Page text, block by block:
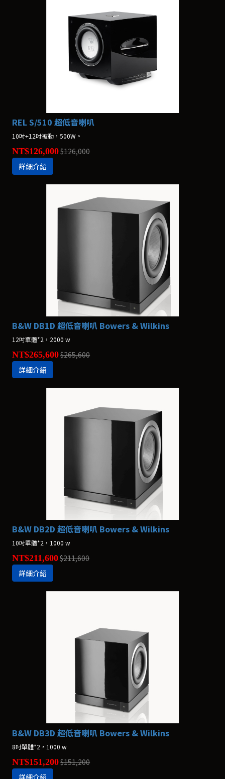
REL S/510 超低音喇叭
10吋+12吋被動，500W。
NT$126,000$126,000
詳細介紹
B&W DB1D 超低音喇叭 Bowers & Wilkins
12吋單體*2，2000 w
NT$265,600$265,600
詳細介紹
B&W DB2D 超低音喇叭 Bowers & Wilkins
10吋單體*2，1000 w
NT$211,600$211,600
詳細介紹
B&W DB3D 超低音喇叭 Bowers & Wilkins
8吋單體*2，1000 w
NT$151,200$151,200
詳細介紹